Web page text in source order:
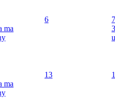
ma
6
7
ma
13